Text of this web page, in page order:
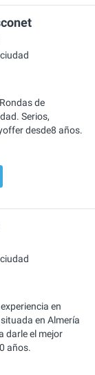
de
Serios,
desde8 años.
en
en Almería
darle el mejor
años.